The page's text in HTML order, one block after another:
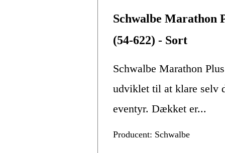
Schwalbe Marathon
(54-622) - Sort
Schwalbe Marathon
udviklet til at klare selv
eventyr. Dækket er...
Producent: Schwalbe